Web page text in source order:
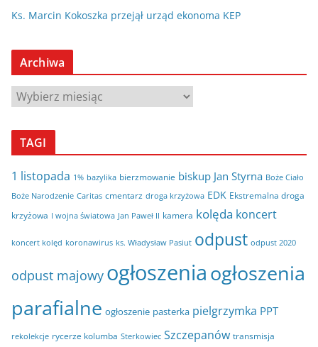
Ks. Marcin Kokoszka przejął urząd ekonoma KEP
Archiwa
A
c
w
a
TAGI
1 listopada 1% bazylika bierzmowanie biskup Jan Styrna Boże Ciało
Boże Narodzenie Caritas cmentarz droga krzyżowa EDK Ekstremalna droga
krzyżowa I wojna światowa Jan Paweł II kamera kolęda koncert
koncert kolęd koronawirus ks. Władysław Pasiut odpust odpust 2020
odpust majowy ogłoszeniaogłoszenia
parafialne ogłoszenie pasterka pielgrzymka PPT
rekolekcje rycerze kolumba Sterkowiec Szczepanów transmisja